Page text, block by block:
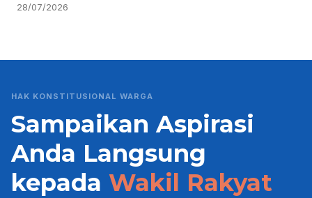
28/07/2026
HAK KONSTITUSIONAL WARGA
Sampaikan Aspirasi
Anda Langsung
kepada Wakil Rakyat